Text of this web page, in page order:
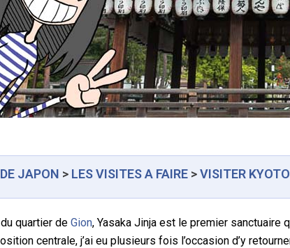
JAPON > LES VISITES A FAIRE >VISITER
quartier de Gion, Yasaka Jinja est le premier sanctuaire
centrale, j’ai eu plusieurs fois l’occasion d’y